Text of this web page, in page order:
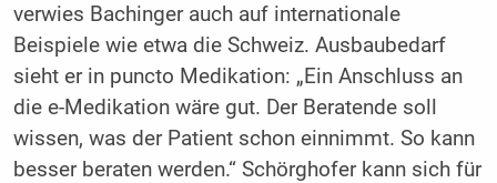
verwies Bachinger auch auf internationale
Beispiele wie etwa die Schweiz. Ausbaubedarf
sieht er in puncto Medikation: „Ein Anschluss an
die e-Medikation wäre gut. Der Beratende soll
wissen, was der Patient schon einnimmt. So kann
besser beraten werden.“ Schörghofer kann sich für